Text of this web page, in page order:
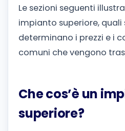
Le sezioni seguenti
impianto superiore,
determinano i prezzi e i
comuni che vengono
Che cos’è un
superiore?